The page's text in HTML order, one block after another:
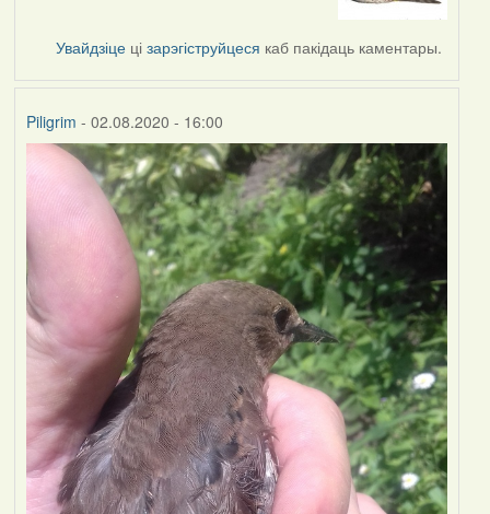
LightyУвайдзіце цізарэгіструйцеся каб пакідаць каментары.
Piligrim - 02.08.2020 - 16:00